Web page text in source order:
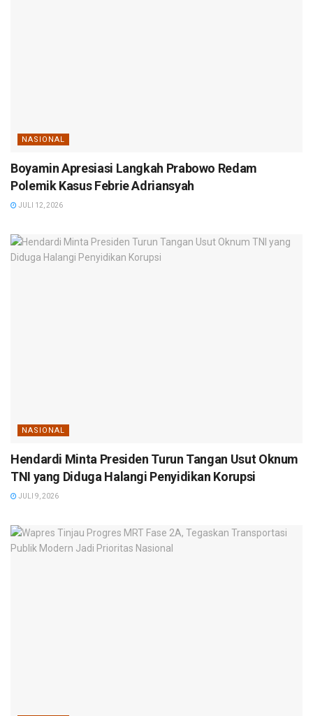
NASIONAL
Boyamin Apresiasi Langkah Prabowo Redam
Polemik Kasus Febrie Adriansyah
JULI 12, 2026
NASIONAL
Hendardi Minta Presiden Turun Tangan Usut Oknum
TNI yang Diduga Halangi Penyidikan Korupsi
JULI 9, 2026